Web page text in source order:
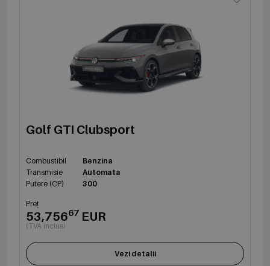
Golf GTI Clubsport
Combustibil
Benzina
Transmisie
Automata
Putere (CP)
300
Preț
53,75667 EUR
(TVA inclus)
Vezi detalii